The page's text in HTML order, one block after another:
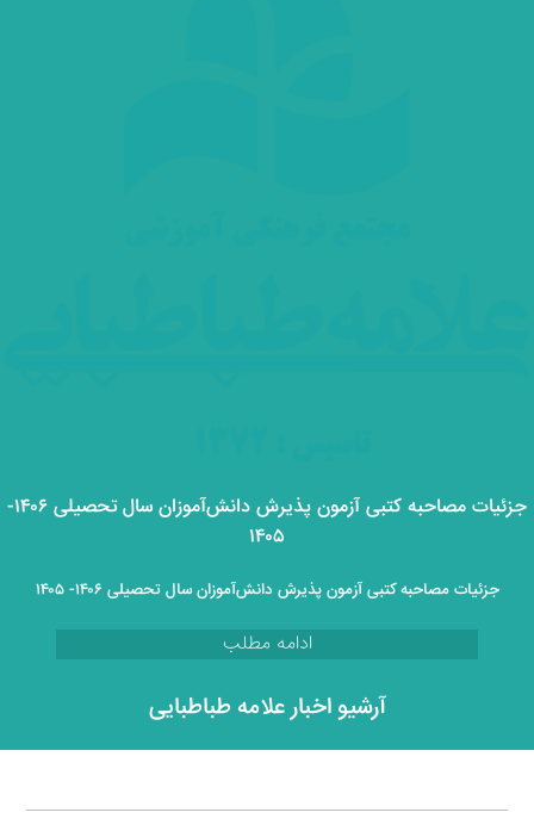
جزئیات مصاحبه کتبی آزمون پذیرش دانش‌آموزان سال تحصیلی ۱۴۰۶-
۱۴۰۵
جزئیات مصاحبه کتبی آزمون پذیرش دانش‌آموزان سال تحصیلی ۱۴۰۶- ۱۴۰۵
ادامه مطلب
آرشیو اخبار علامه طباطبایی